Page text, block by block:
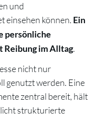
und
einsehen können. Ein
persönliche
Reibung im Alltag.
nicht nur
genutzt werden. Eine
zentral bereit, hält
strukturierte